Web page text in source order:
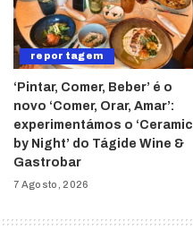
reportagem
‘Pintar, Comer, Beber’ é o
novo ‘Comer, Orar, Amar’:
experimentámos o ‘Ceramic
by Night’ do Tágide Wine &
Gastrobar
7 Agosto, 2026